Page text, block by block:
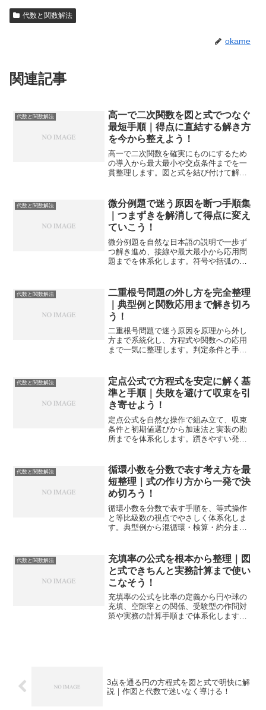
代数と関数解法
okame
関連記事
代数と関数解法
高一で二次関数を図と式でつなぐ
最短手順｜得点に直結する解き方
を今から整えよう！
高一で二次関数を確実にものにするため
の導入から最大最小や交点条件までを一
貫整理します。図と式を結び付けて解く
代数と関数解法
微分例題で迷う原因を断つ手順集
｜つまずきを解消して得点に変え
ていこう！
微分例題を自然な日本語の説明で一歩ず
つ解き進め、接線や最大最小から応用問
題までを体系化します。符号や括弧の落
代数と関数解法
二重根号問題の外し方を完全整理
｜典型例と関数応用まで解き切ろ
う！
二重根号問題で迷う原因を原理から外し
方まで系統化し、方程式や関数への応用
まで一気に整理します。判定条件と手順
代数と関数解法
定点公式で方程式を安定に解く基
準と手順｜失敗を避けて収束を引
き寄せよう！
定点公式を自然な操作で組み立て、収束
条件と初期値選びから加速法と実装の勘
所までを体系化します。躓きやすい発散
代数と関数解法
循環小数を分数で表す考え方を最
短整理｜式の作り方から一発で決
め切ろう！
循環小数を分数で表す手順を、等式操作
と等比級数の視点でやさしく体系化しま
す。典型例から混循環・検算・約分まで
代数と関数解法
充填率の公式を根本から整理｜図
と式できちんと実務計算まで使い
こなそう！
充填率の公式を比率の定義から円や球の
充填、空隙率との関係、受験型の作問対
策や実務の計算手順まで体系化します。
3点を通る円の方程式を図と式で明快に解
説｜作図と代数で迷いなく導ける！